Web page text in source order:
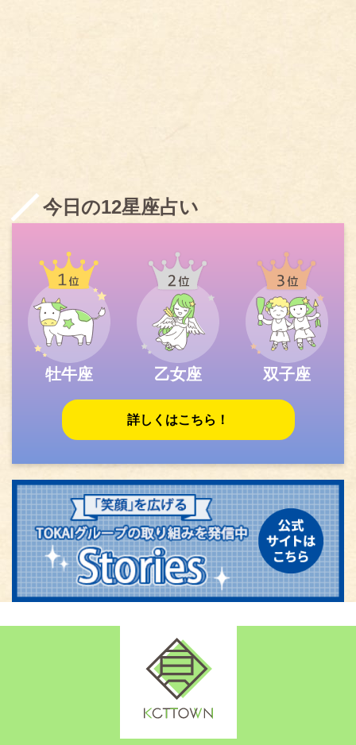
今日の12星座占い
牡牛座 乙女座 双子座
詳しくはこちら！